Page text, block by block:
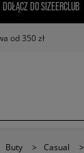
DOŁĄCZ DO SIZEERCLUB
od 350 zł
Buty > Casual >